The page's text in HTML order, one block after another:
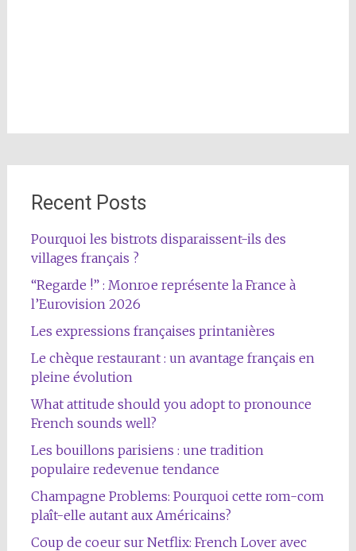
Recent Posts
Pourquoi les bistrots disparaissent-ils des
villages français ?
“Regarde !” : Monroe représente la France à
l’Eurovision 2026
Les expressions françaises printanières
Le chèque restaurant : un avantage français en
pleine évolution
What attitude should you adopt to pronounce
French sounds well?
Les bouillons parisiens : une tradition
populaire redevenue tendance
Champagne Problems: Pourquoi cette rom-com
plaît-elle autant aux Américains?
Coup de coeur sur Netflix: French Lover avec